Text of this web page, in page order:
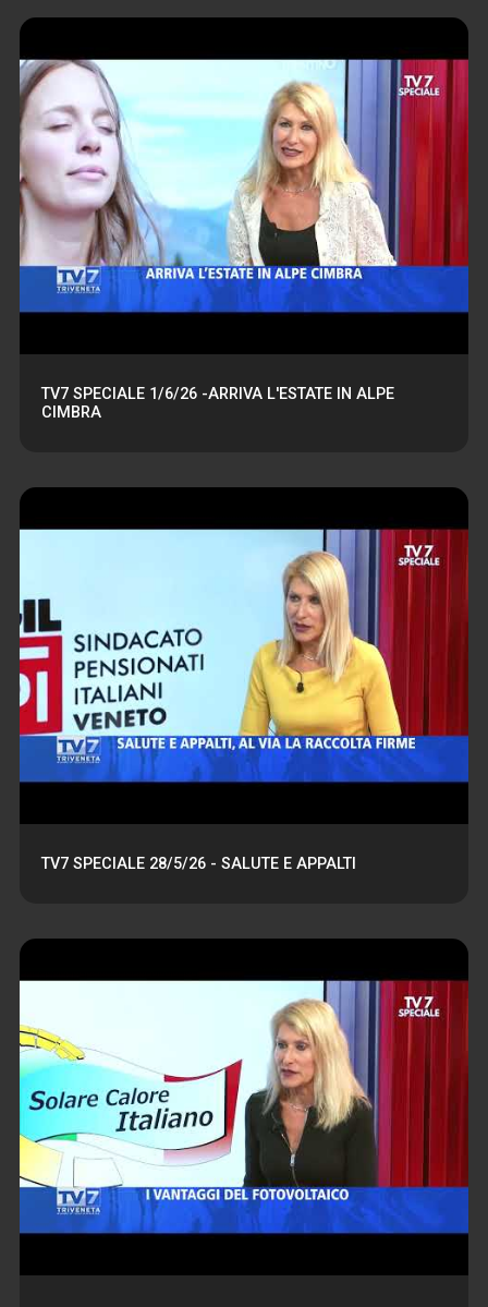
TV7 SPECIALE 1/6/26 -ARRIVA L'ESTATE IN ALPE
CIMBRA
TV7 SPECIALE 28/5/26 - SALUTE E APPALTI